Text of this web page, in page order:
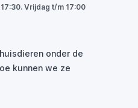
Vrijdag t/m 17:00
onder de
kunnen we ze